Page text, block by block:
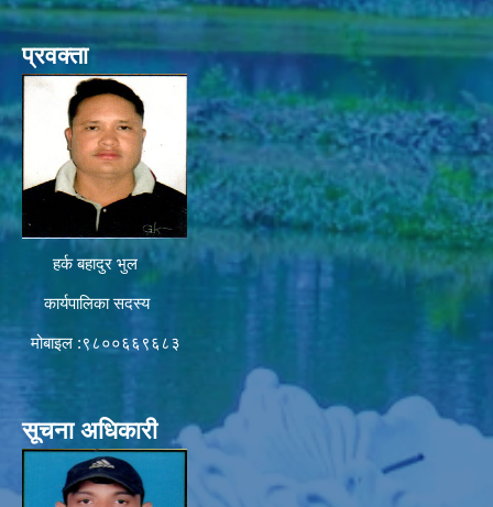
प्रवक्ता
हर्क बहादुर भुल
कार्यपालिका सदस्य
मोबाइल :९८००६६९६८३
सूचना अधिकारी